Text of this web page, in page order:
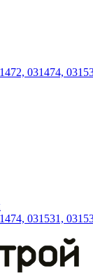
031474,
031531,